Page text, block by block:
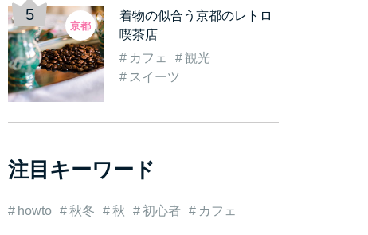
着物の似合う京都のレトロ
喫茶店
カフェ
観光
スイーツ
京都
注目キーワード
howto 秋冬 秋 初心者 カフェ